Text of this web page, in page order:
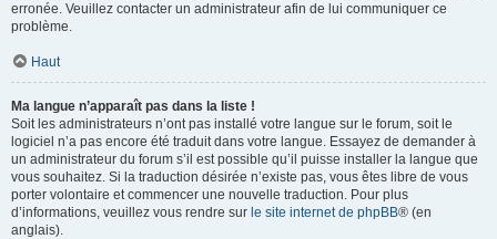
erronée. Veuillez contacter un administrateur afin de lui communiquer ce
problème.
Haut
Ma langue n’apparaît pas dans la liste !
Soit les administrateurs n’ont pas installé votre langue sur le forum, soit le
logiciel n’a pas encore été traduit dans votre langue. Essayez de demander à
un administrateur du forum s’il est possible qu’il puisse installer la langue que
vous souhaitez. Si la traduction désirée n’existe pas, vous êtes libre de vous
porter volontaire et commencer une nouvelle traduction. Pour plus
d’informations, veuillez vous rendre sur le site internet de phpBB® (en
anglais).